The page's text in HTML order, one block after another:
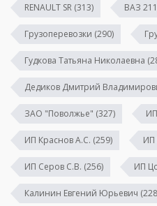
RENAULT SR (313) ВАЗ
Грузоперевозки (290)
Гудкова Татьяна Николаевна
Дедиков Дмитрий
ЗАО "Поволжье" (327)
ИП Краснов А.С. (259) ИП
ИП Серов С.В. (256) ИП
Калинин Евгений Юрьевич